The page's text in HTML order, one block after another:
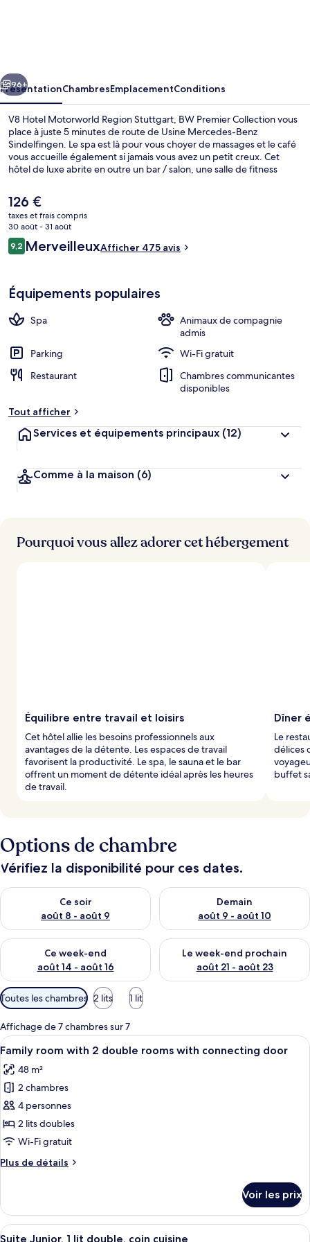
Stuttgart,
BW
Premier
Collection
Suivant
96+
PrésentationChambresEmplacementConditions
V8 Hotel Motorworld Region Stuttgart, BW Premier Collection vous
place à juste 5 minutes de route de Usine Mercedes-Benz
Sindelfingen. Le spa est là pour vous choyer de massages et le café
vous accueille également si jamais vous avez un petit creux. Cet
hôtel de luxe abrite en outre un bar / salon, une salle de fitness
disent que du bien en ce qui concerne le personnel attentionné.
Le
prix
actuel
est
de
126 €
taxes et frais compris
30 août - 31 août
Avis
voyageurs
9,29,2 sur 10
MerveilleuxAfficher 475 avis
Équipements populaires
Spa
Animaux de compagnie
admis
Parking
Wi-Fi gratuit
Restaurant
Chambres communicantes
disponibles
Tout afficher
Services et équipements principaux (12)
Comme à la maison (6)
Pourquoi vous allez adorer cet hébergement
Équilibre entre travail et loisirs
Cet hôtel allie les besoins professionnels aux
avantages de la détente. Les espaces de travail
favorisent la productivité. Le spa, le sauna et le bar
offrent un moment de détente idéal après les heures
de travail.
Dîner
Le
délices
buffet
Options de chambre
Vérifiez la disponibilité pour ces dates.
Ce soir
août 8 - août 9
Vérifier la disponibilité pour ce soir août 8 - août 9
Demain
août 9 - août 10
Vérifier la disponibilité pour
Ce week-end
août 14 - août 16
Vérifier la disponibilité pour ce week-end août 14 - août 16
Le week-end prochain
août 21 - août 23
Vérifier la disponibilité pour
Filtres
disponibles
pour
les
chambres
Toutes les chambres 2 lits 1 lit
Affichage de 7 chambres sur 7
Afficher
toutes
les
photos
pour
ce
type
chambre :
with
2
Une chambre d’hôtel moderne
2
Family room with 2 double rooms with connecting door
48 m²
2 chambres
4 personnes
2 lits doubles
Wi-Fi gratuit
Plus de détails
Plus
le
type
de
Voir les prix
Afficher
Une cuisine moderne avec des
7
Suite Junior, 1 lit double, coin cuisine